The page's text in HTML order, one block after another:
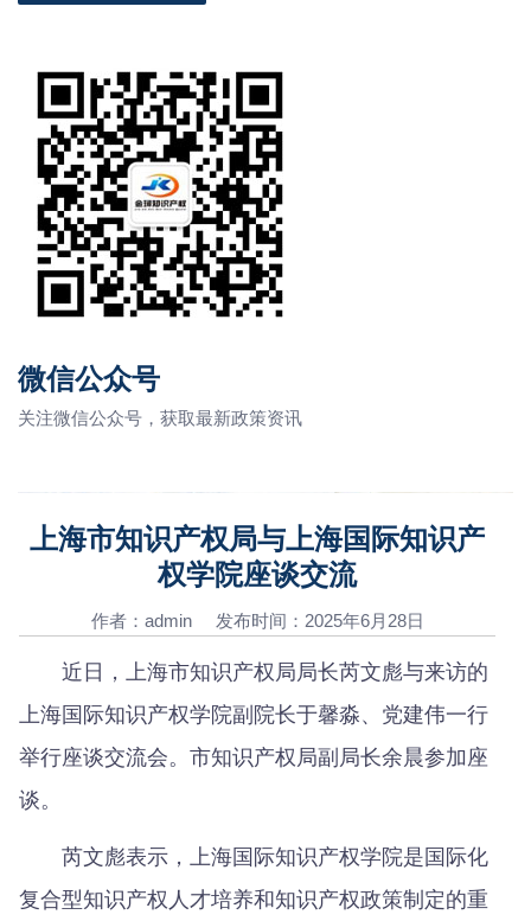
微信公众号
关注微信公众号，获取最新政策资讯
上海市知识产权局与上海国际知识产
权学院座谈交流
作者：admin 发布时间：2025年6月28日
近日，上海市知识产权局局长芮文彪与来访的
上海国际知识产权学院副院长于馨淼、党建伟一行
举行座谈交流会。市知识产权局副局长余晨参加座
谈。
芮文彪表示，上海国际知识产权学院是国际化
复合型知识产权人才培养和知识产权政策制定的重